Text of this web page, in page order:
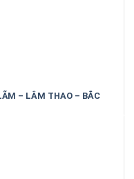
– LÂM THAO – BẮC